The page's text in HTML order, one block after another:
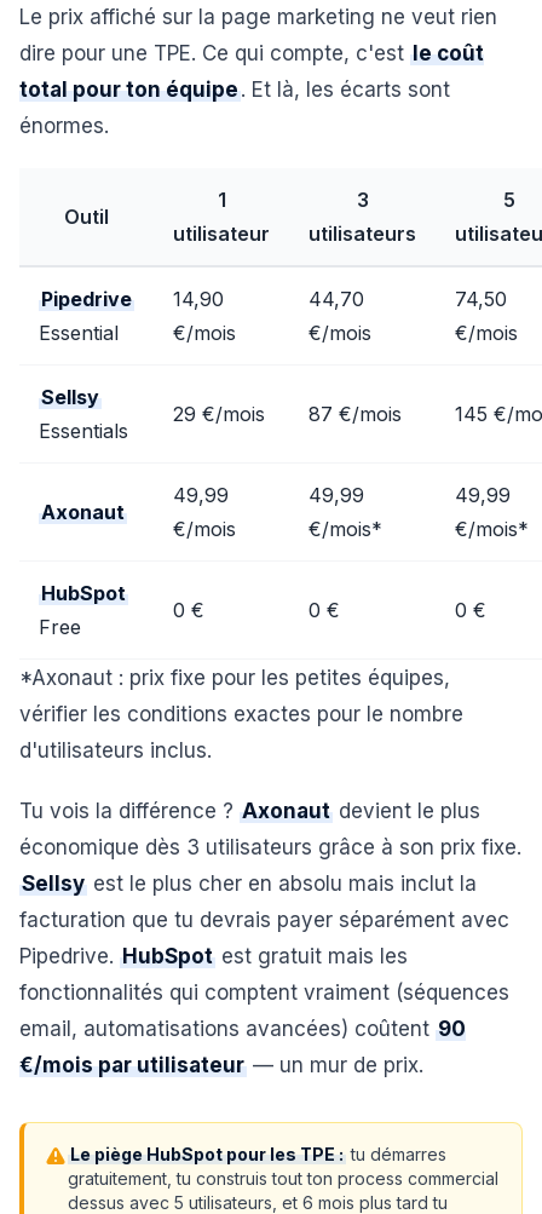
Le prix affiché sur la page marketing ne veut rien
dire pour une TPE. Ce qui compte, c'est le coût
total pour ton équipe. Et là, les écarts sont
énormes.
Outil
1
utilisateur
3
utilisateurs
5
Pipedrive
Essential
14,90
€/mois
44,70
€/mois
74,50
€/mois
Sellsy
Essentials
29 €/mois 87 €/mois 145 €/
Axonaut
49,99
€/mois
49,99
€/mois*
49,99
€/mois*
HubSpot
Free
0 € 0 € 0 €
*Axonaut : prix fixe pour les petites équipes,
vérifier les conditions exactes pour le nombre
d'utilisateurs inclus.
Tu vois la différence ? Axonaut devient le plus
économique dès 3 utilisateurs grâce à son prix fixe.
Sellsy est le plus cher en absolu mais inclut la
facturation que tu devrais payer séparément avec
Pipedrive. HubSpot est gratuit mais les
fonctionnalités qui comptent vraiment (séquences
email, automatisations avancées) coûtent 90
€/mois par utilisateur — un mur de prix.
Le piège HubSpot pour les TPE : tu démarres
gratuitement, tu construis tout ton process commercial
dessus avec 5 utilisateurs, et 6 mois plus tard tu